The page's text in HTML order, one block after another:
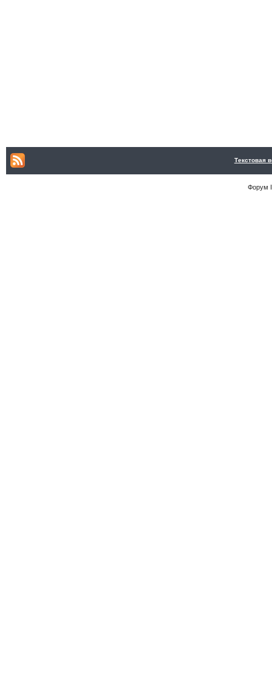
Текстовая
Форум